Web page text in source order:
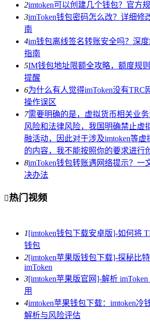
2imtoken可以创建几个钱包？官方
3imToken钱包密码怎么改？详细修
南
4im钱包离线签名转账安全吗？深
指南
5IM钱包地址限额全攻略，额度规
提醒
6为什么有人觉得imToken没有TRC
操作误区
7需要明确的是，虚拟货币相关业
风险和法律风险，我国明确禁止虚
融活动，因此对于涉及imtoken等
的内容，我不能按照你的要求进行
8imToken钱包转账遇网络提示？一
决办法
热门视频
1[imtoken钱包下载安卓版]-如何将
钱包
2[imtoken苹果版钱包下载]-探秘比
imToken
3[imtoken苹果版官网]-解析
用
4imtoken苹果钱包下载：imtoken冷
解析与风险评估